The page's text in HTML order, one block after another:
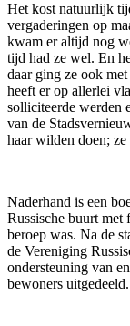
Het kost natuurlijk
vergaderingen op
kwam er altijd nog
tijd had ze wel. En
daar ging ze ook
heeft er op allerlei
solliciteerde werden
van de
haar wilden doen; ze
Naderhand is een
Russische buurt met
beroep was. Na de
de Vereniging
ondersteuning van
bewoners uitgedeeld.